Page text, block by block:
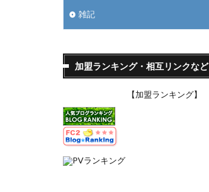
雑記
加盟ランキング・相互リンクなど
【加盟ランキング】